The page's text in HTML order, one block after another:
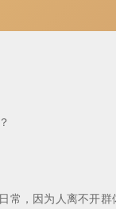
常，因为人离不开